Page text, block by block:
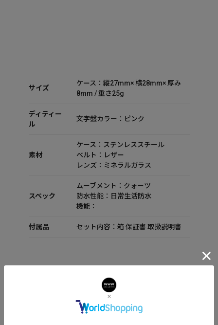
サイズ
ケース：縦27mm× 横28mm× 厚み
8mm / 重さ25g
ディティー
ル
文字盤カラー：ピンク
素材
ケース：ステンレススチール
ベルト：レザー
レンズ：ミネラルガラス
スペック
ムーブメント：クォーツ
防水性能：日常生活防水
機能：
付属品 セット内容：箱 保証書 取扱説明書